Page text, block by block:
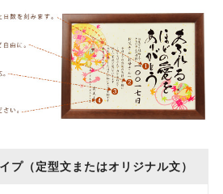
プ（定型文またはオリジナル文）